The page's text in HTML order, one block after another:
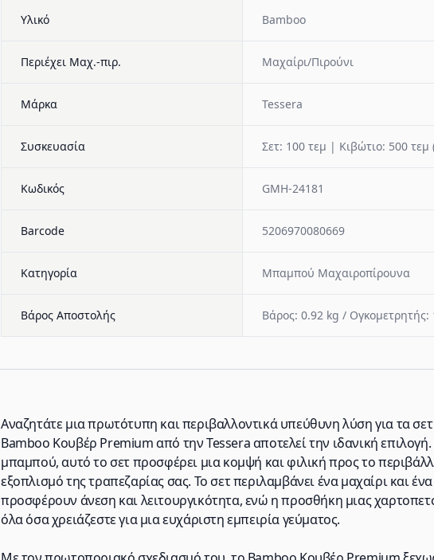
Υλικό Bamboo
Περιέχει Μαχ.-πιρ. Μαχαίρι/Πιρούνι
Μάρκα Tessera
Συσκευασία Σετ: 100 τεμ | Κιβώτιο: 500 τεμ
Κωδικός GMH-24181
Barcode 5206970080669
Κατηγορία Μπαμπού Μαχαιροπίρουνα
Βάρος Αποστολής Βάρος: 0.92 kg / Ογκομετρητής:
Αναζητάτε μια πρωτότυπη και περιβαλλοντικά υπεύθυνη λύση για τα
Bamboo Κουβέρ Premium από την Tessera αποτελεί την ιδανική
μπαμπού, αυτό το σετ προσφέρει μια κομψή και φιλική προς το
εξοπλισμό της τραπεζαρίας σας. Το σετ περιλαμβάνει ένα μαχαίρι και
προσφέρουν άνεση και λειτουργικότητα, ενώ η προσθήκη μιας
όλα όσα χρειάζεστε για μια ευχάριστη εμπειρία γεύματος.